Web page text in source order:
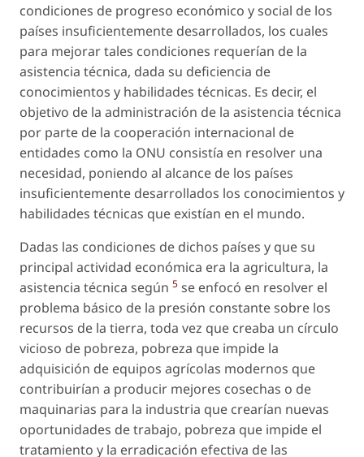
condiciones de progreso económico y social de los
países insuficientemente desarrollados, los cuales
para mejorar tales condiciones requerían de la
asistencia técnica, dada su deficiencia de
conocimientos y habilidades técnicas. Es decir, el
objetivo de la administración de la asistencia técnica
por parte de la cooperación internacional de
entidades como la ONU consistía en resolver una
necesidad, poniendo al alcance de los países
insuficientemente desarrollados los conocimientos y
habilidades técnicas que existían en el mundo.
Dadas las condiciones de dichos países y que su
principal actividad económica era la agricultura, la
asistencia técnica según 5 se enfocó en resolver el
problema básico de la presión constante sobre los
recursos de la tierra, toda vez que creaba un círculo
vicioso de pobreza, pobreza que impide la
adquisición de equipos agrícolas modernos que
contribuirían a producir mejores cosechas o de
maquinarias para la industria que crearían nuevas
oportunidades de trabajo, pobreza que impide el
tratamiento y la erradicación efectiva de las